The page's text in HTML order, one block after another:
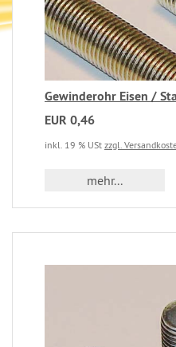
Gewinderohr Eisen /
EUR 0,46
inkl. 19 % USt zzgl.
mehr...